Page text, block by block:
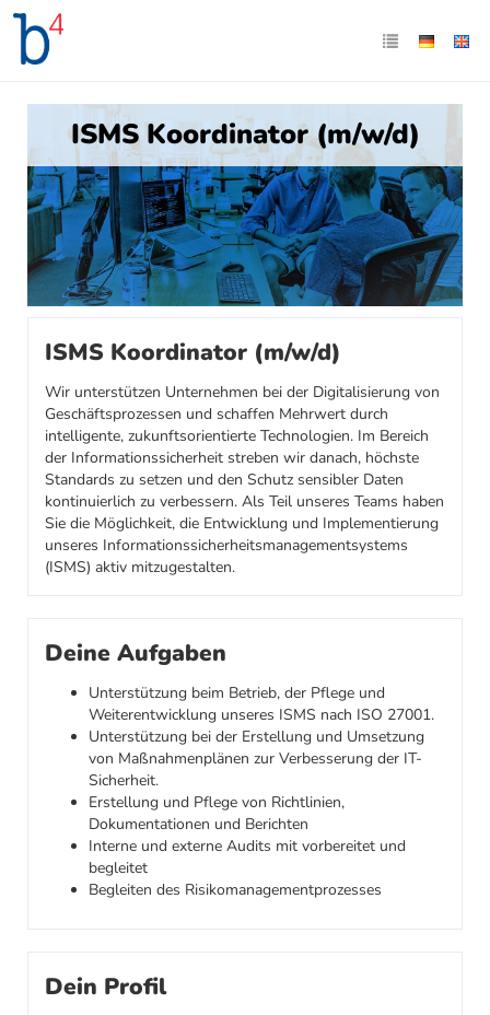
ISMS Koordinator (m/w/d)
ISMS Koordinator (m/w/d)
Wir unterstützen Unternehmen bei der Digitalisierung von
Geschäftsprozessen und schaffen Mehrwert durch
intelligente, zukunftsorientierte Technologien. Im Bereich
der Informationssicherheit streben wir danach, höchste
Standards zu setzen und den Schutz sensibler Daten
kontinuierlich zu verbessern. Als Teil unseres Teams haben
Sie die Möglichkeit, die Entwicklung und Implementierung
unseres Informationssicherheitsmanagementsystems
(ISMS) aktiv mitzugestalten.
Deine Aufgaben
Unterstützung beim Betrieb, der Pflege und
Weiterentwicklung unseres ISMS nach ISO 27001.
Unterstützung bei der Erstellung und Umsetzung
von Maßnahmenplänen zur Verbesserung der IT-
Sicherheit.
Erstellung und Pflege von Richtlinien,
Dokumentationen und Berichten
Interne und externe Audits mit vorbereitet und
begleitet
Begleiten des Risikomanagementprozesses
Dein Profil